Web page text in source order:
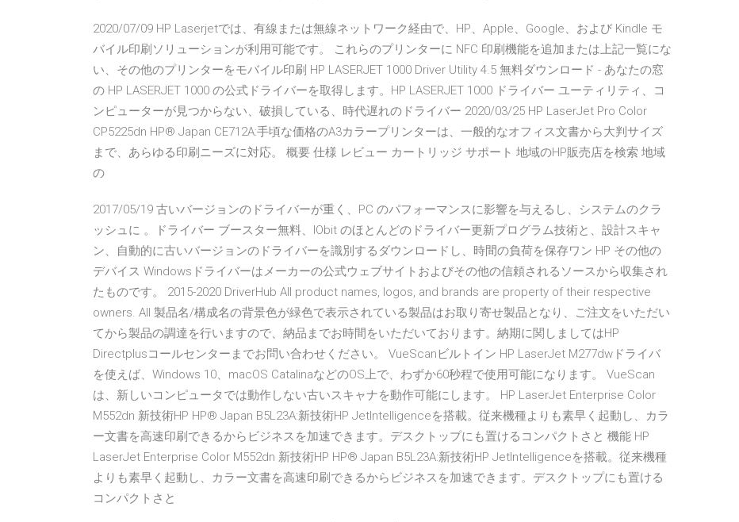
2020/07/09 HP Laserjetでは、有線または無線ネットワーク経由で、HP、Apple、Google、および Kindle モ
バイル印刷ソリューションが利用可能です。 これらのプリンターに NFC 印刷機能を追加または上記一覧にな
い、その他のプリンターをモバイル印刷 HP LASERJET 1000 Driver Utility 4.5 無料ダウンロード - あなたの窓
の HP LASERJET 1000 の公式ドライバーを取得します。HP LASERJET 1000 ドライバー ユーティリティ、コ
ンピューターが見つからない、破損している、時代遅れのドライバー 2020/03/25 HP LaserJet Pro Color
CP5225dn HP® Japan CE712A:手頃な価格のA3カラープリンターは、一般的なオフィス文書から大判サイズ
まで、あらゆる印刷ニーズに対応。 概要 仕様 レビュー カートリッジ サポート 地域のHP販売店を検索 地域
の
2017/05/19 古いバージョンのドライバーが重く、PC のパフォーマンスに影響を与えるし、システムのクラ
ッシュに 。ドライバー ブースター無料、IObit のほとんどのドライバー更新プログラム技術と、設計スキャ
ン、自動的に古いバージョンのドライバーを識別するダウンロードし、時間の負荷を保存ワン HP その他の
デバイス Windowsドライバーはメーカーの公式ウェブサイトおよびその他の信頼されるソースから収集され
たものです。 2015-2020 DriverHub All product names, logos, and brands are property of their respective
owners. All 製品名/構成名の背景色が緑色で表示されている製品はお取り寄せ製品となり、ご注文をいただい
てから製品の調達を行いますので、納品までお時間をいただいております。納期に関しましてはHP
Directplusコールセンターまでお問い合わせください。 VueScanビルトイン HP LaserJet M277dwドライバ
を使えば、Windows 10、macOS CatalinaなどのOS上で、わずか60秒程で使用可能になります。 VueScan
は、新しいコンピュータでは動作しない古いスキャナを動作可能にします。 HP LaserJet Enterprise Color
M552dn 新技術HP HP® Japan B5L23A:新技術HP JetIntelligenceを搭載。従来機種よりも素早く起動し、カラ
ー文書を高速印刷できるからビジネスを加速できます。デスクトップにも置けるコンパクトさと 機能 HP
LaserJet Enterprise Color M552dn 新技術HP HP® Japan B5L23A:新技術HP JetIntelligenceを搭載。従来機種
よりも素早く起動し、カラー文書を高速印刷できるからビジネスを加速できます。デスクトップにも置ける
コンパクトさと